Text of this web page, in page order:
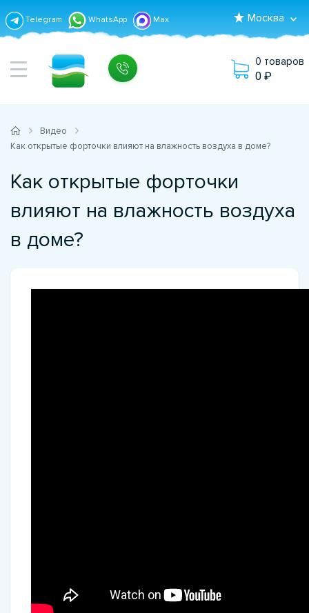
Telegram WhatsApp Max Москва
0 товаров
0
Видео
Как открытые форточки влияют на влажность воздуха в доме?
Как открытые форточки
влияют на влажность воздуха
в доме?